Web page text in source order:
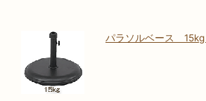
パラソルベース